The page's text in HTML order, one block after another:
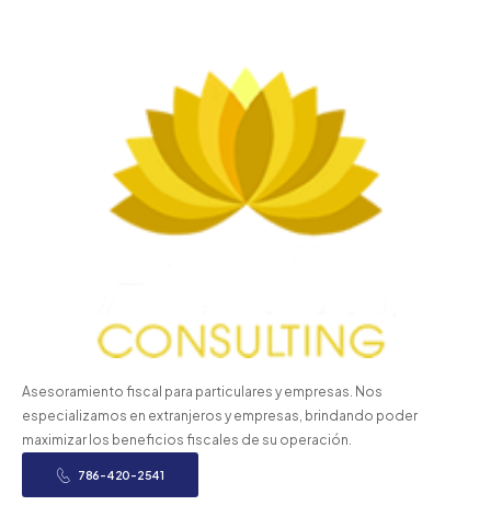
Asesoramiento fiscal para particulares y empresas. Nos
especializamos en extranjeros y empresas, brindando poder
maximizar los beneficios fiscales de su operación.
786-420-2541